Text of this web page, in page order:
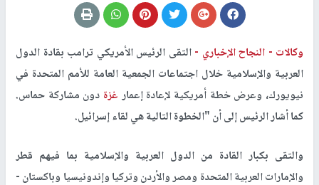
وكالات - النجاح الإخباري -التقى الرئيس الأمريكي ترامب بقادة الدول
العربية والإسلامية خلال اجتماعات الجمعية العامة للأمم المتحدة في
نيويورك، وعرض خطة أمريكية لإعادة إعمار غزة دون مشاركة حماس.
كما أشار الرئيس إلى أن "الخطوة التالية هي لقاء إسرائيل.
والتقى بكبار القادة من الدول العربية والإسلامية بما فيهم قطر
والإمارات العربية المتحدة ومصر والأردن وتركيا وإندونيسيا وباكستان -